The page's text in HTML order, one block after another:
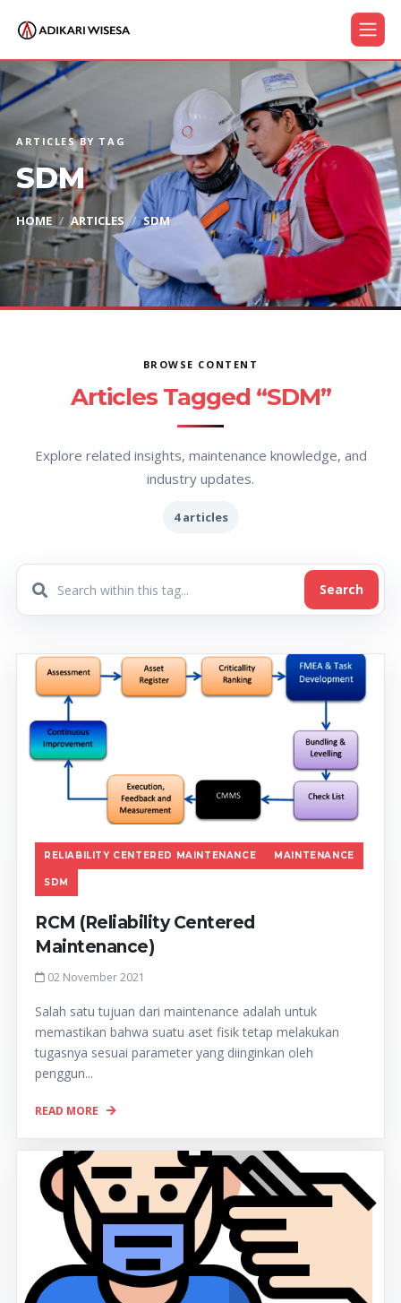
ARTICLES BY TAG
SDM
HOME ARTICLES SDM
BROWSE CONTENT
Articles Tagged “SDM”
Explore related insights, maintenance knowledge, and
industry updates.
4 articles
Search
RELIABILITY CENTERED MAINTENANCE MAINTENANCE
SDM
RCM (Reliability Centered
Maintenance)
02 November 2021
Salah satu tujuan dari maintenance adalah untuk
memastikan bahwa suatu aset fisik tetap melakukan
tugasnya sesuai parameter yang diinginkan oleh
penggun...
READ MORE